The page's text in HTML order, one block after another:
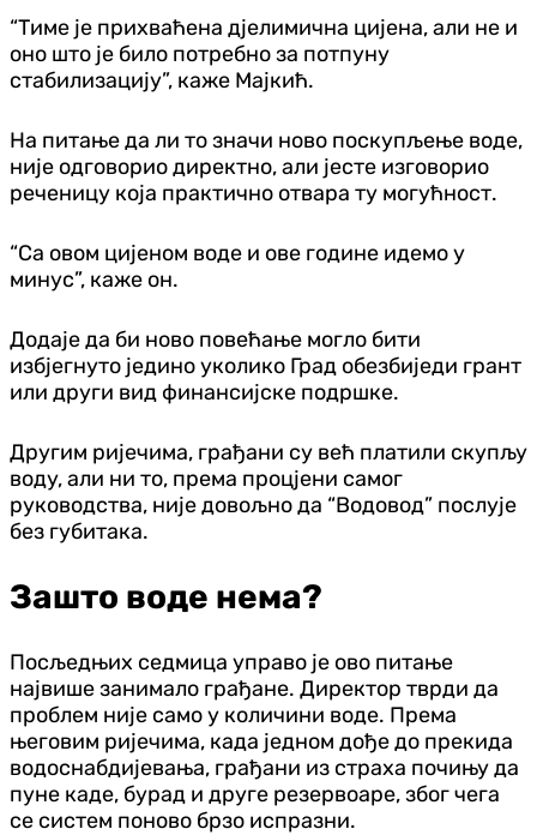
“Тиме је прихваћена дјелимична цијена, али не и
оно што је било потребно за потпуну
стабилизацију”, каже Мајкић.
На питање да ли то значи ново поскупљење воде,
није одговорио директно, али јесте изговорио
реченицу која практично отвара ту могућност.
“Са овом цијеном воде и ове године идемо у
минус”, каже он.
Додаје да би ново повећање могло бити
избјегнуто једино уколико Град обезбиједи грант
или други вид финансијске подршке.
Другим ријечима, грађани су већ платили скупљу
воду, али ни то, према процјени самог
руководства, није довољно да “Водовод” послује
без губитака.
Зашто воде нема?
Посљедњих седмица управо је ово питање
највише занимало грађане. Директор тврди да
проблем није само у количини воде. Према
његовим ријечима, када једном дође до прекида
водоснабдијевања, грађани из страха почињу да
пуне каде, бурад и друге резервоаре, због чега
се систем поново брзо испразни.